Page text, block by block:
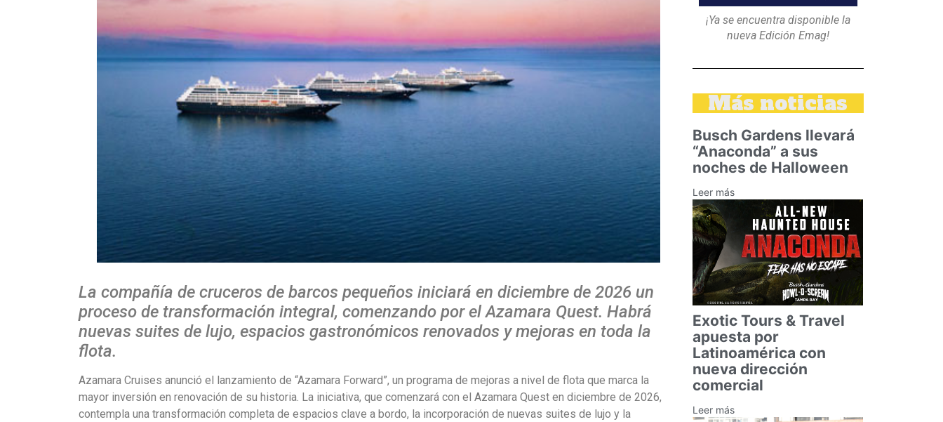
La compañía de cruceros de barcos pequeños iniciará en diciembre de 2026 un
proceso de transformación integral, comenzando por el Azamara Quest. Habrá
nuevas suites de lujo, espacios gastronómicos renovados y mejoras en toda la
flota.
Azamara Cruises anunció el lanzamiento de “Azamara Forward”, un programa de mejoras a nivel de flota que marca la
mayor inversión en renovación de su historia. La iniciativa, que comenzará con el Azamara Quest en diciembre de 2026,
contempla una transformación completa de espacios clave a bordo, la incorporación de nuevas suites de lujo y la
¡Ya se encuentra disponible la
nueva Edición Emag!
Más noticias
Busch Gardens llevará
“Anaconda” a sus
noches de Halloween
Leer más
Exotic Tours & Travel
apuesta por
Latinoamérica con
nueva dirección
comercial
Leer más